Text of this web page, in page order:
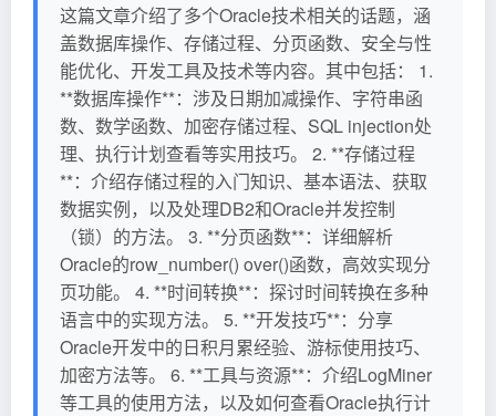
这篇文章介绍了多个Oracle技术相关的话题，涵
盖数据库操作、存储过程、分页函数、安全与性
能优化、开发工具及技术等内容。其中包括： 1.
**数据库操作**：涉及日期加减操作、字符串函
数、数学函数、加密存储过程、SQL injection处
理、执行计划查看等实用技巧。 2. **存储过程
**：介绍存储过程的入门知识、基本语法、获取
数据实例，以及处理DB2和Oracle并发控制
（锁）的方法。 3. **分页函数**：详细解析
Oracle的row_number() over()函数，高效实现分
页功能。 4. **时间转换**：探讨时间转换在多种
语言中的实现方法。 5. **开发技巧**：分享
Oracle开发中的日积月累经验、游标使用技巧、
加密方法等。 6. **工具与资源**：介绍LogMiner
等工具的使用方法，以及如何查看Oracle执行计